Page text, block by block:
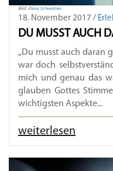
Bild: Elena Schweitzer
18. November 2017 /
DU MUSST AUCH
„Du musst auch daran
war doch
mich und genau das
glauben Gottes
wichtigsten Aspekte...
weiterlesen